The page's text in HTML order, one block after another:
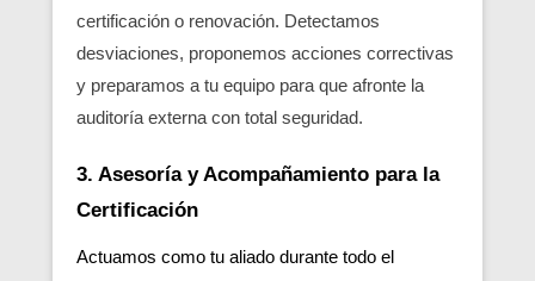
certificación o renovación. Detectamos
desviaciones, proponemos acciones correctivas
y preparamos a tu equipo para que afronte la
auditoría externa con total seguridad.
3. Asesoría y Acompañamiento para la
Certificación
Actuamos como tu aliado durante todo el